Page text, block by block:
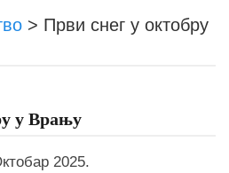
> Први снег у октобру
у Врању
2025.